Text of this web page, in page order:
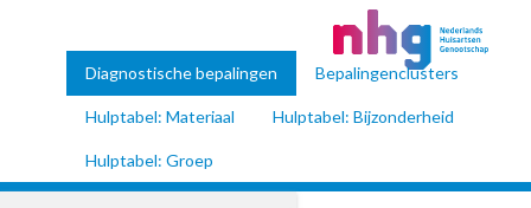
Diagnostische bepalingen Bepalingenclusters
Hulptabel: Materiaal Hulptabel: Bijzonderheid
Hulptabel: Groep